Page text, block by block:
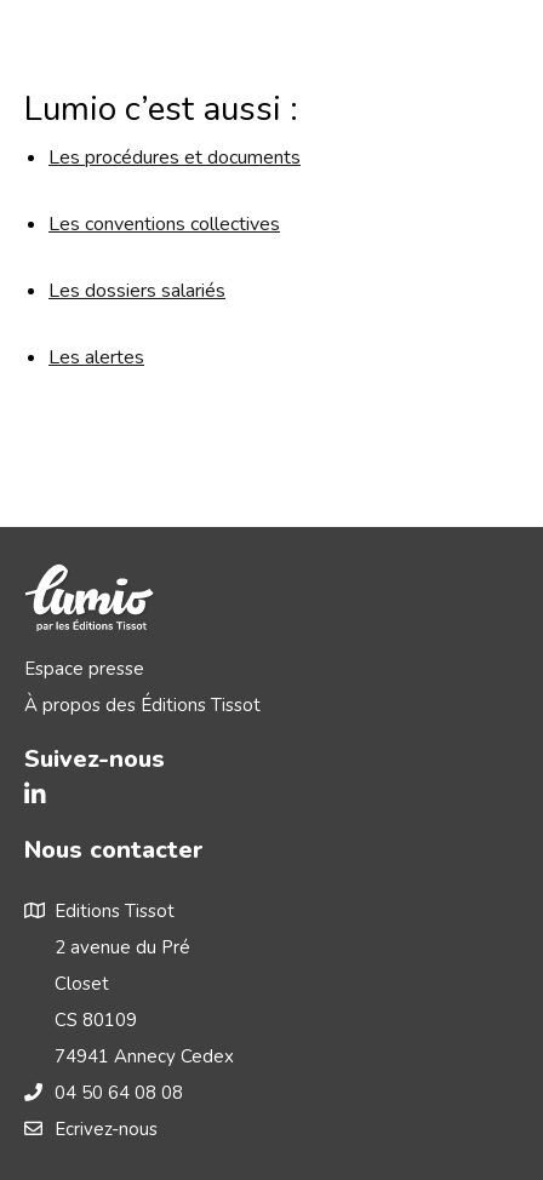
Lumio c’est aussi :
Les procédures et documents
Les conventions collectives
Les dossiers salariés
Les alertes
Espace presse
À propos des Éditions Tissot
Suivez-nous
Nous contacter
Editions Tissot
2 avenue du Pré
Closet
CS 80109
74941 Annecy Cedex
04 50 64 08 08
Ecrivez-nous